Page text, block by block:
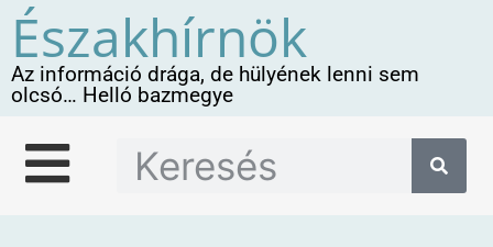
Északhírnök
Az információ drága, de hülyének lenni sem
olcsó… Helló bazmegye